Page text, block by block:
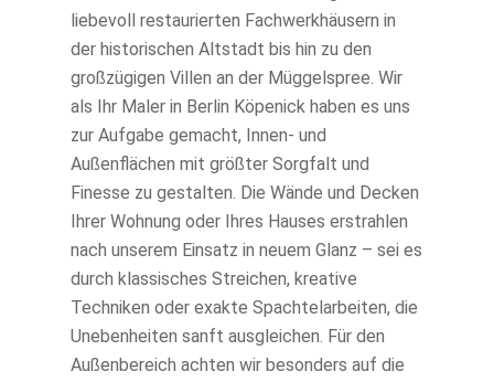
liebevoll restaurierten Fachwerkhäusern in
der historischen Altstadt bis hin zu den
großzügigen Villen an der Müggelspree. Wir
als Ihr Maler in Berlin Köpenick haben es uns
zur Aufgabe gemacht, Innen- und
Außenflächen mit größter Sorgfalt und
Finesse zu gestalten. Die Wände und Decken
Ihrer Wohnung oder Ihres Hauses erstrahlen
nach unserem Einsatz in neuem Glanz – sei es
durch klassisches Streichen, kreative
Techniken oder exakte Spachtelarbeiten, die
Unebenheiten sanft ausgleichen. Für den
Außenbereich achten wir besonders auf die